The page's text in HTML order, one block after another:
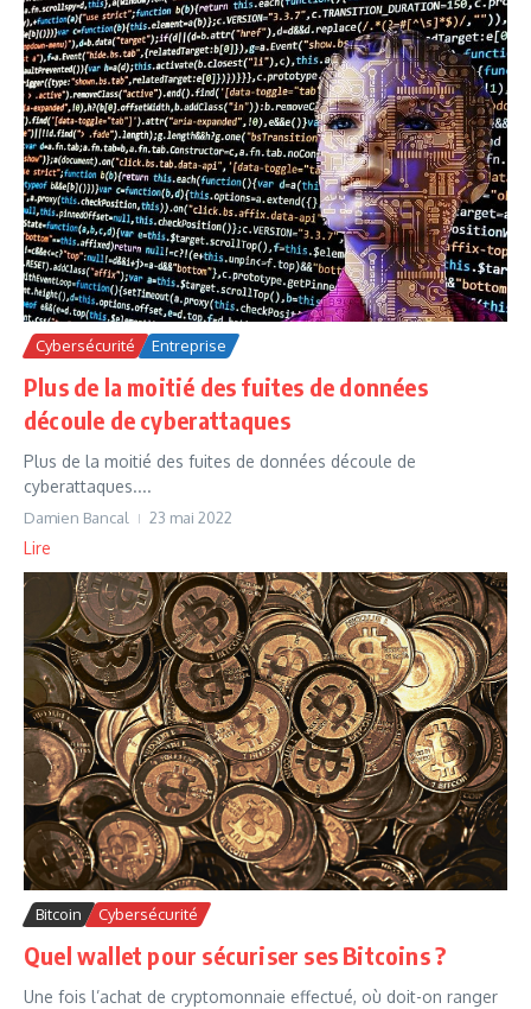
Cybersécurité Entreprise
Plus de la moitié des fuites de données
découle de cyberattaques
Plus de la moitié des fuites de données découle de
cyberattaques....
Damien Bancal 23 mai 2022
Lire
Bitcoin Cybersécurité
Quel wallet pour sécuriser ses Bitcoins ?
Une fois l’achat de cryptomonnaie effectué, où doit-on ranger